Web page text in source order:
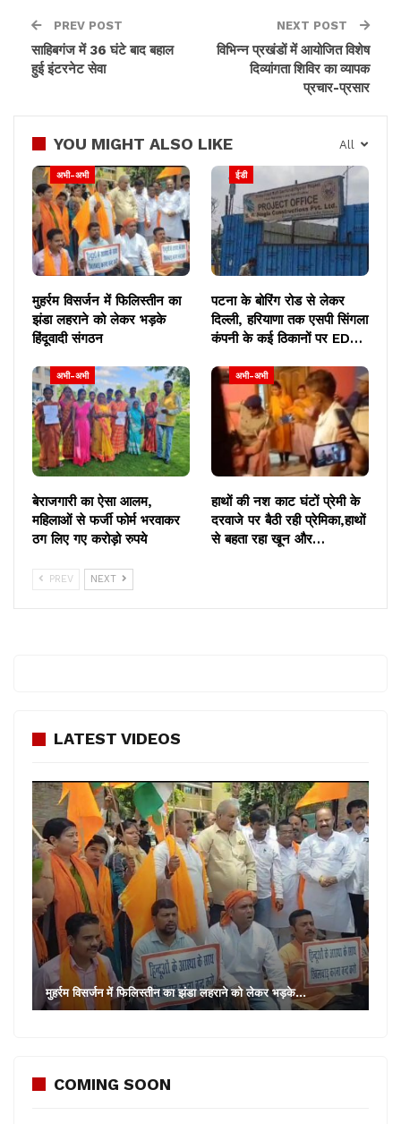
PREV POST
साहिबगंज में 36 घंटे बाद बहाल
हुई इंटरनेट सेवा
NEXT POST
विभिन्न प्रखंडों में आयोजित विशेष
दिव्यांगता शिविर का व्यापक
प्रचार-प्रसार
All
YOU MIGHT ALSO LIKE
अभी-अभी
मुहर्रम विसर्जन में फिलिस्तीन का
झंडा लहराने को लेकर भड़के
हिंदूवादी संगठन
ईडी
पटना के बोरिंग रोड से लेकर
दिल्ली, हरियाणा तक एसपी सिंगला
कंपनी के कई ठिकानों पर ED…
अभी-अभी
बेराजगारी का ऐसा आलम,
महिलाओं से फर्जी फोर्म भरवाकर
ठग लिए गए करोड़ो रुपये
अभी-अभी
हाथों की नश काट घंटों प्रेमी के
दरवाजे पर बैठी रही प्रेमिका,हाथों
से बहता रहा खून और…
PREV NEXT
LATEST VIDEOS
मुहर्रम विसर्जन में फिलिस्तीन का झंडा लहराने को लेकर भड़के…
COMING SOON